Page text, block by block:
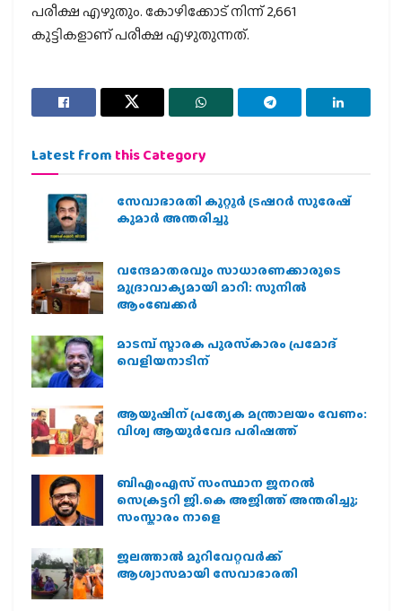
പരീക്ഷ എഴുതും. കോഴിക്കോട് നിന്ന് 2,661
കുട്ടികളാണ് പരീക്ഷ എഴുതുന്നത്.
Latest from this Category
സേവാഭാരതി കുറ്റൂർ ട്രഷറർ സുരേഷ്
കുമാർ അന്തരിച്ചു
വന്ദേമാതരവും സാധാരണക്കാരുടെ
മുദ്രാവാക്യമായി മാറി: സുനിൽ
ആംബേക്കർ
മാടമ്പ് സ്മാരക പുരസ്‌കാരം പ്രമോദ്
വെളിയനാടിന്
ആയുഷിന് പ്രത്യേക മന്ത്രാലയം വേണം:
വിശ്വ ആയുര്‍വേദ പരിഷത്ത്
ബിഎംഎസ് സംസ്ഥാന ജനറൽ
സെക്രട്ടറി ജി.കെ അജിത്ത് അന്തരിച്ചു;
സംസ്കാരം നാളെ
ജലത്താല്‍ മുറിവേറ്റവര്‍ക്ക്
ആശ്വാസമായി സേവാഭാരതി